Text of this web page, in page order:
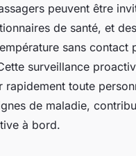
peuvent être
de santé, et des
sans contact
surveillance
rapidement toute
de maladie,
à bord.